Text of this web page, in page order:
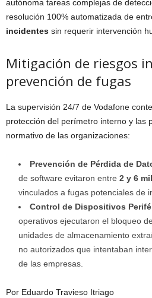
autónoma tareas complejas de
resolución 100% automatizada de
incidentes sin requerir intervención
Mitigación de riesgos
prevención de fugas
La supervisión 24/7 de Vodafone
protección del perímetro interno y las
normativo de las organizaciones:
Prevención de Pérdida de
de software evitaron entre 2 y 6
vinculados a fugas potenciales de
Control de Dispositivos
operativos ejecutaron el bloqueo
unidades de almacenamiento
no autorizados que intentaban
de las empresas.
Por Eduardo Travieso Itriago